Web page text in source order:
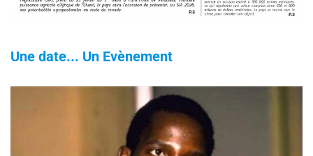
Une date... Un Evènement